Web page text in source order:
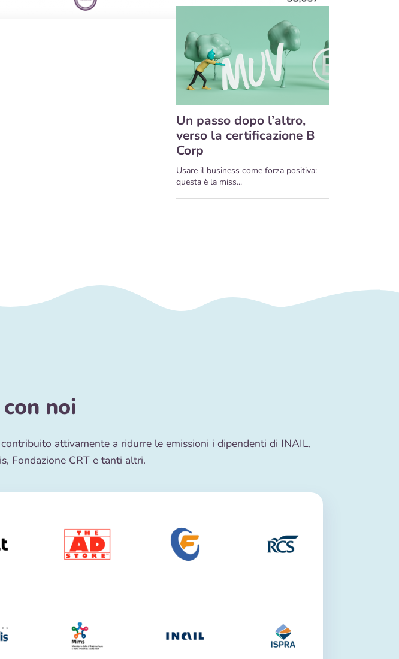
Un passo dopo l’altro,
verso la certificazione B
Corp
Usare il business come forza positiva:
questa è la miss...
noi
attivamente a ridurre le emissioni i dipendenti di INAIL,
Fondazione CRT e tanti altri.